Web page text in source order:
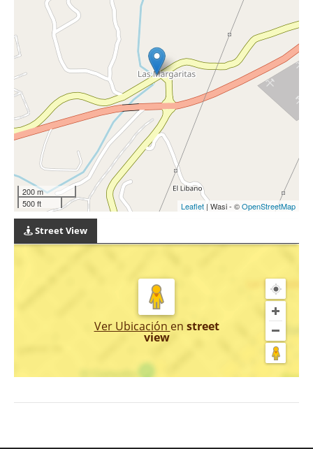
200 m
500 ft
Leaflet | Wasi - ©OpenStreetMap
Street View
Ver Ubicación en street
view